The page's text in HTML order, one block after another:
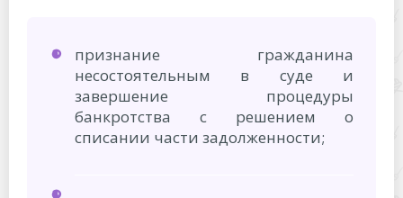
признание гражданина
несостоятельным в суде и
завершение процедуры
банкротства с решением о
списании части задолженности;